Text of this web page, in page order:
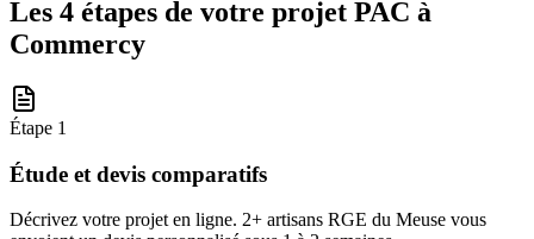
Les 4 étapes de votre projet PAC à
Commercy
Étape 1
Étude et devis comparatifs
Décrivez votre projet en ligne. 2+ artisans RGE du Meuse vous